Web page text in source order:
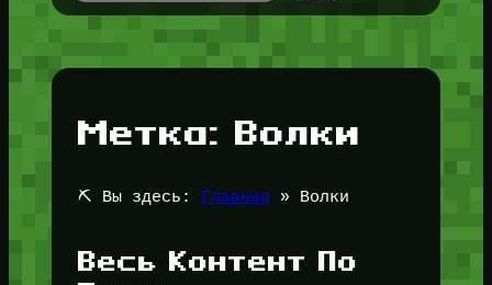
Метка: Волки
⛏️ Вы здесь: Главная » Волки
Весь Контент По